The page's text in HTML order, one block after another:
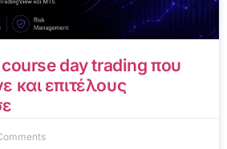
day trading που
και επιτέλους